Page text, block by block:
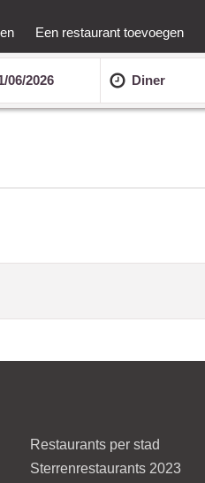
Een restaurant toevoegen
Diner
Restaurants per stad
Sterrenrestaurants 2023